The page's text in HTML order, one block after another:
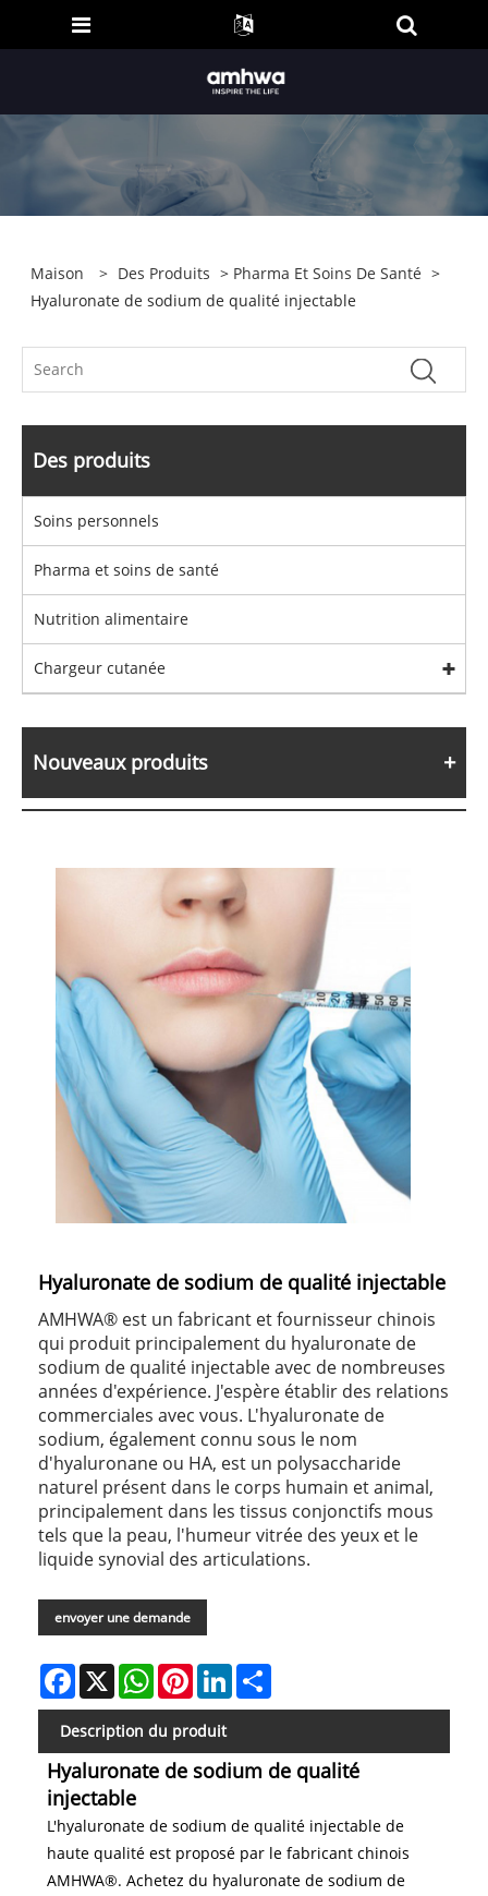
Maison > Des Produits > Pharma Et Soins De Santé >
Hyaluronate de sodium de qualité injectable
Des produits
Soins personnels
Pharma et soins de santé
Nutrition alimentaire
Chargeur cutanée
Nouveaux produits
Hyaluronate de sodium de qualité injectable
AMHWA® est un fabricant et fournisseur chinois
qui produit principalement du hyaluronate de
sodium de qualité injectable avec de nombreuses
années d'expérience. J'espère établir des relations
commerciales avec vous. L'hyaluronate de
sodium, également connu sous le nom
d'hyaluronane ou HA, est un polysaccharide
naturel présent dans le corps humain et animal,
principalement dans les tissus conjonctifs mous
tels que la peau, l'humeur vitrée des yeux et le
liquide synovial des articulations.
envoyer une demande
Facebook
X WhatsAppPinterestLinkedIn
Description du produit
Hyaluronate de sodium de qualité
injectable
L'hyaluronate de sodium de qualité injectable de
haute qualité est proposé par le fabricant chinois
AMHWA®. Achetez du hyaluronate de sodium de